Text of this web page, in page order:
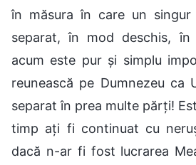
în măsura în care un singur
separat, în mod deschis, în
acum este pur și simplu
reunească pe Dumnezeu ca
separat în prea multe părți!
timp ați fi continuat cu
dacă n-ar fi fost lucrarea